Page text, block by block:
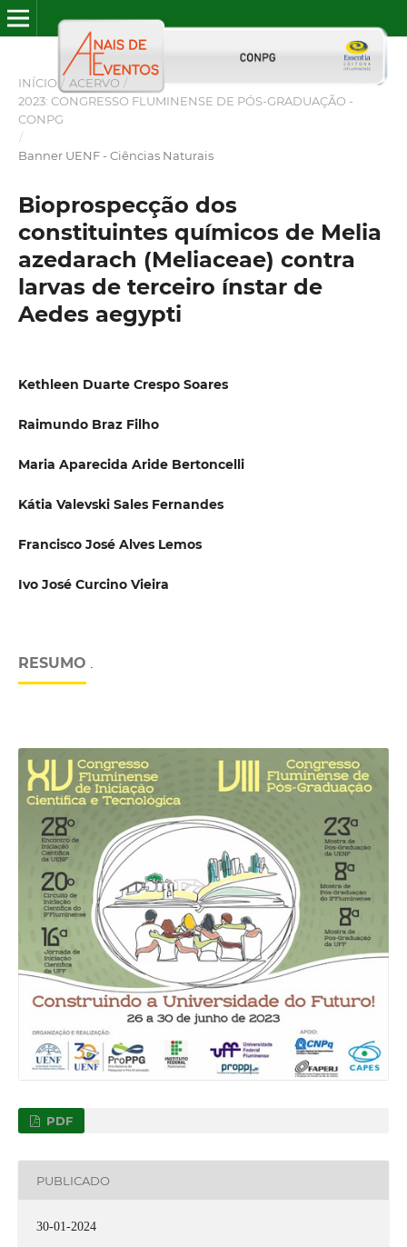
INÍCIO / ACERVO /
2023: CONGRESSO FLUMINENSE DE PÓS-GRADUAÇÃO -
CONPG
/
Banner UENF - Ciências Naturais
Bioprospecção dos
constituintes químicos de Melia
azedarach (Meliaceae) contra
larvas de terceiro ínstar de
Aedes aegypti
Kethleen Duarte Crespo Soares
Raimundo Braz Filho
Maria Aparecida Aride Bertoncelli
Kátia Valevski Sales Fernandes
Francisco José Alves Lemos
Ivo José Curcino Vieira
RESUMO .
PDF
PUBLICADO
30-01-2024